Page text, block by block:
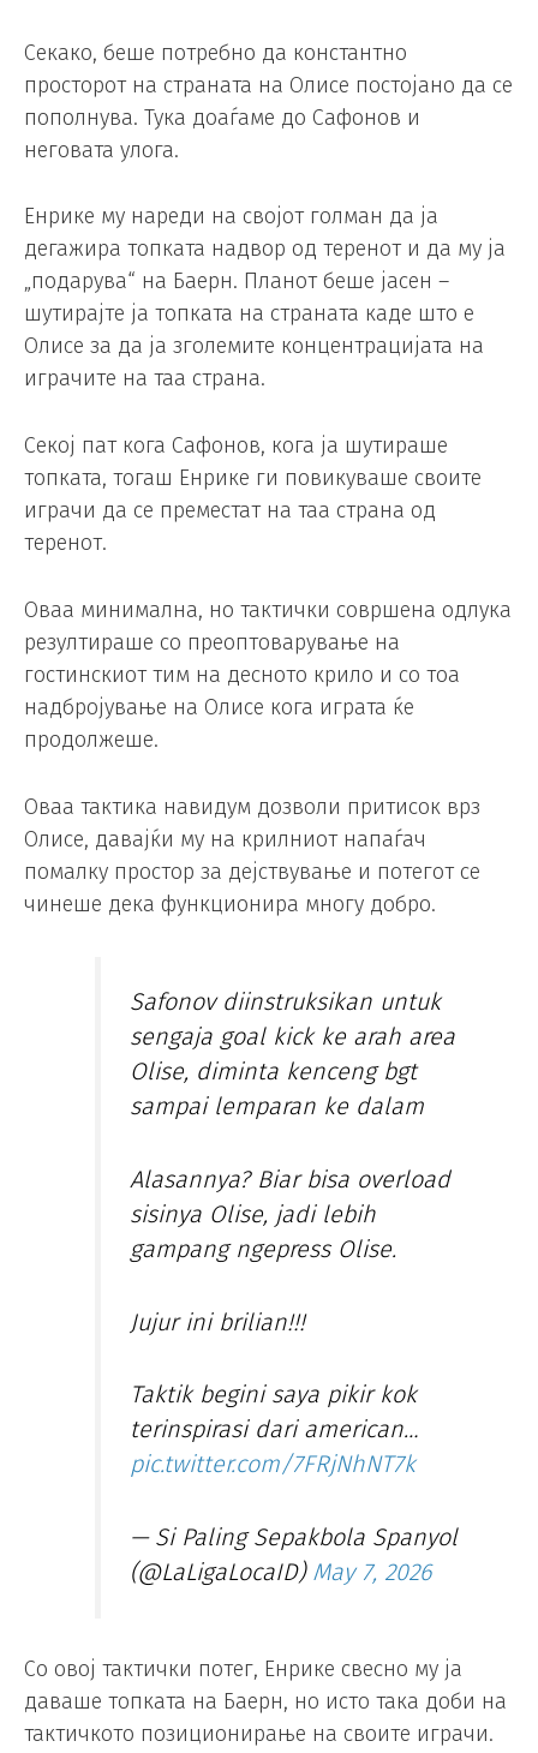
Секако, беше потребно да константно
просторот на страната на Олисе постојано да се
пополнува. Тука доаѓаме до Сафонов и
неговата улога.
Енрике му нареди на својот голман да ја
дегажира топката надвор од теренот и да му ја
„подарува“ на Баерн. Планот беше јасен –
шутирајте ја топката на страната каде што е
Олисе за да ја зголемите концентрацијата на
играчите на таа страна.
Секој пат кога Сафонов, кога ја шутираше
топката, тогаш Енрике ги повикуваше своите
играчи да се преместат на таа страна од
теренот.
Оваа минимална, но тактички совршена одлука
резултираше со преоптоварување на
гостинскиот тим на десното крило и со тоа
надбројување на Олисе кога играта ќе
продолжеше.
Оваа тактика навидум дозволи притисок врз
Олисе, давајќи му на крилниот напаѓач
помалку простор за дејствување и потегот се
чинеше дека функционира многу добро.
Safonov diinstruksikan untuk
sengaja goal kick ke arah area
Olise, diminta kenceng bgt
sampai lemparan ke dalam
Alasannya? Biar bisa overload
sisinya Olise, jadi lebih
gampang ngepress Olise.
Jujur ini brilian!!!
Taktik begini saya pikir kok
terinspirasi dari american…
pic.twitter.com/7FRjNhNT7k
— Si Paling Sepakbola Spanyol
(@LaLigaLocaID) May 7, 2026
Со овој тактички потег, Енрике свесно му ја
даваше топката на Баерн, но исто така доби на
тактичкото позиционирање на своите играчи.